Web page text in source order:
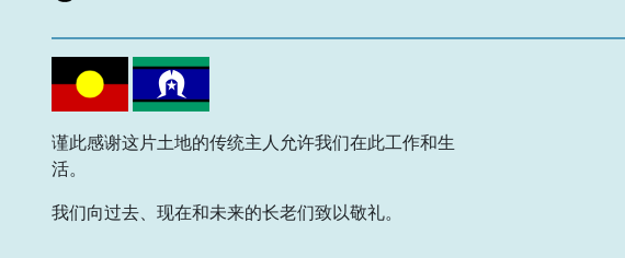
谨此感谢这片土地的传统主人允许我们在此工作和生
活。
我们向过去、现在和未来的长老们致以敬礼。